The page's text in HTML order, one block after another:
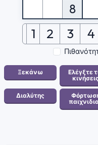
8
1 2 3 4